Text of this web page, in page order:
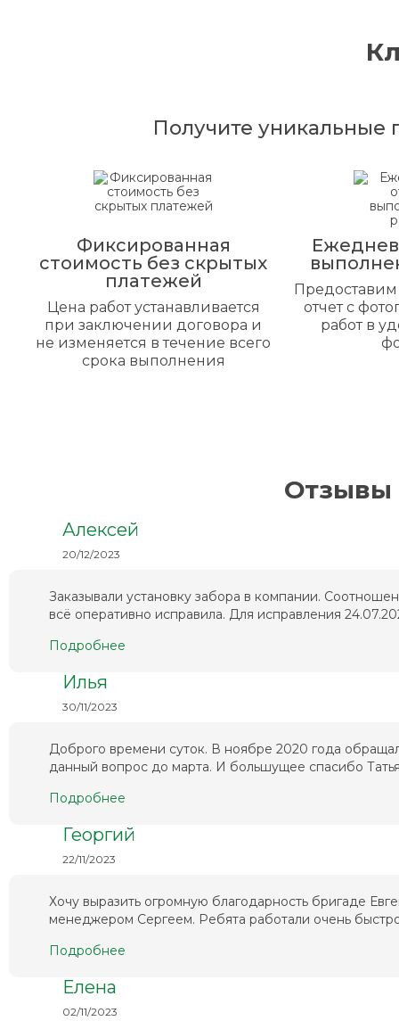
Получите уникальные
Фиксированная
стоимость без скрытых
платежей
Цена работ устанавливается
при заключении договора и
не изменяется в течение всего
срока выполнения
отчет с
работ в
Отзывы
Алексей
20/12/2023
Заказывали установку забора в компании.
всё оперативно исправила. Для исправления
Подробнее
Илья
30/11/2023
Доброго времени суток. В ноябре 2020 года
данный вопрос до марта. И большущее спасибо
Подробнее
Георгий
22/11/2023
Хочу выразить огромную благодарность бригаде
менеджером Сергеем. Ребята работали очень
Подробнее
Елена
02/11/2023